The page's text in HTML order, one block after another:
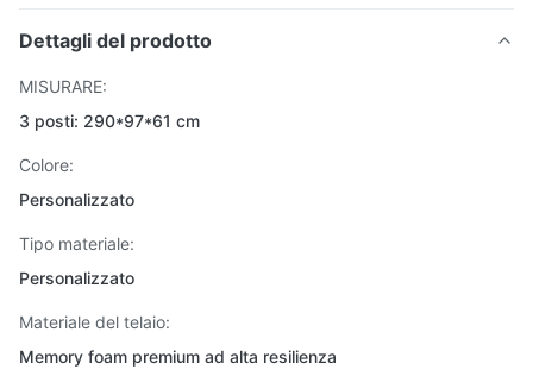
Dettagli del prodotto
MISURARE:
3 posti: 290*97*61 cm
Colore:
Personalizzato
Tipo materiale:
Personalizzato
Materiale del telaio:
Memory foam premium ad alta resilienza